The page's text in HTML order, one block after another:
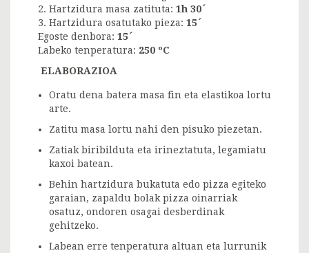
2. Hartzidura masa zatituta: 1h 30´
3. Hartzidura osatutako pieza: 15´
Egoste denbora: 15´
Labeko tenperatura: 250 ºC
ELABORAZIOA
Oratu dena batera masa fin eta elastikoa lortu
arte.
Zatitu masa lortu nahi den pisuko piezetan.
Zatiak biribilduta eta irineztatuta, legamiatu
kaxoi batean.
Behin hartzidura bukatuta edo pizza egiteko
garaian, zapaldu bolak pizza oinarriak
osatuz, ondoren osagai desberdinak
gehitzeko.
Labean erre tenperatura altuan eta lurrunik